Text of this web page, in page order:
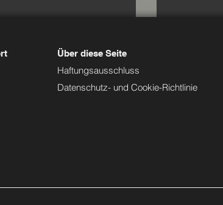
Über diese Seite
Haftungsausschluss
Datenschutz- und Cookie-Richtlinie